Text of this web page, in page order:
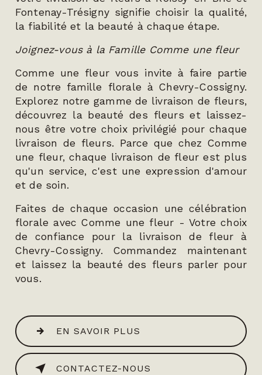
Fontenay-Trésigny signifie choisir la qualité,
la fiabilité et la beauté à chaque étape.
Joignez-vous à la Famille Comme une fleur
Comme une fleur vous invite à faire partie
de notre famille florale à Chevry-Cossigny.
Explorez notre gamme de livraison de fleurs,
découvrez la beauté des fleurs et laissez-
nous être votre choix privilégié pour chaque
livraison de fleurs. Parce que chez Comme
une fleur, chaque livraison de fleur est plus
qu'un service, c'est une expression d'amour
et de soin.
Faites de chaque occasion une célébration
florale avec Comme une fleur - Votre choix
de confiance pour la livraison de fleur à
Chevry-Cossigny. Commandez maintenant
et laissez la beauté des fleurs parler pour
vous.
EN SAVOIR PLUS
CONTACTEZ-NOUS